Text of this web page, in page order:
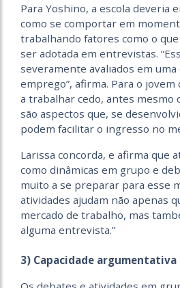
Para Yoshino, a escola deveria
como se comportar em
trabalhando fatores como o
ser adotada em entrevistas.
severamente avaliados em
emprego”, afirma. Para o
a trabalhar cedo, antes mesmo
são aspectos que, se
podem facilitar o ingresso no
Larissa concorda, e afirma que
como dinâmicas em grupo e
muito a se preparar para esse
atividades ajudam não apenas
mercado de trabalho, mas
alguma entrevista.”
3) Capacidade argumentativa